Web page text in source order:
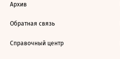
Архив
Обратная связь
Справочный центр